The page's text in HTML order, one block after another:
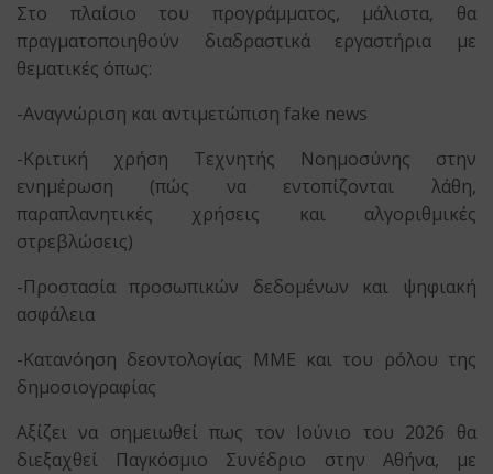
Στο πλαίσιο του προγράμματος, μάλιστα, θα
πραγματοποιηθούν διαδραστικά εργαστήρια με
θεματικές όπως:
-Αναγνώριση και αντιμετώπιση fake news
-Κριτική χρήση Τεχνητής Νοημοσύνης στην
ενημέρωση (πώς να εντοπίζονται λάθη,
παραπλανητικές χρήσεις και αλγοριθμικές
στρεβλώσεις)
-Προστασία προσωπικών δεδομένων και ψηφιακή
ασφάλεια
-Κατανόηση δεοντολογίας ΜΜΕ και του ρόλου της
δημοσιογραφίας
Αξίζει να σημειωθεί πως τον Ιούνιο του 2026 θα
διεξαχθεί Παγκόσμιο Συνέδριο στην Αθήνα, με